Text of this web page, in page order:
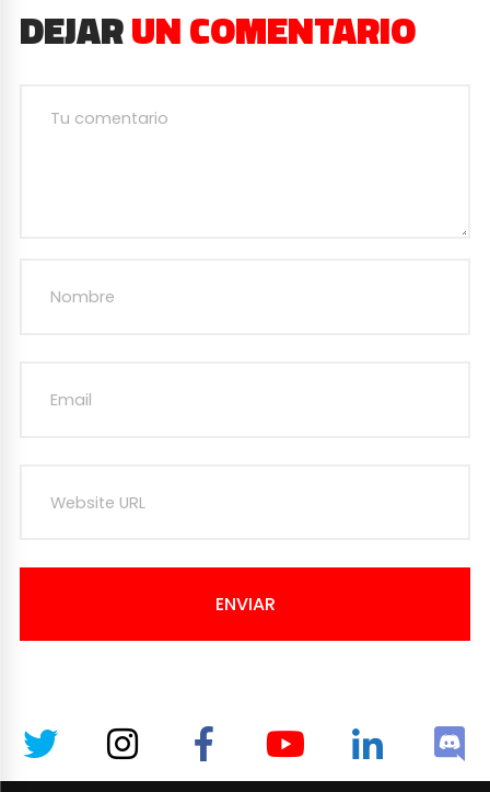
DEJARUN COMENTARIO
ENVIAR